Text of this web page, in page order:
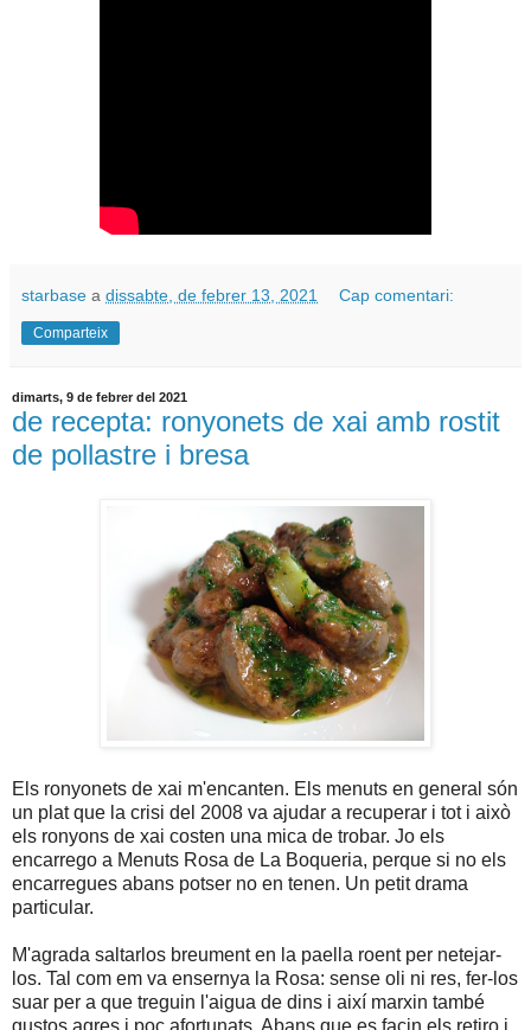
starbase a dissabte, de febrer 13, 2021 Cap comentari:
Comparteix
dimarts, 9 de febrer del 2021
de recepta: ronyonets de xai amb rostit
de pollastre i bresa
Els ronyonets de xai m'encanten. Els menuts en general són
un plat que la crisi del 2008 va ajudar a recuperar i tot i això
els ronyons de xai costen una mica de trobar. Jo els
encarrego a Menuts Rosa de La Boqueria, perque si no els
encarregues abans potser no en tenen. Un petit drama
particular.
M'agrada saltarlos breument en la paella roent per netejar-
los. Tal com em va ensernya la Rosa: sense oli ni res, fer-los
suar per a que treguin l'aigua de dins i així marxin també